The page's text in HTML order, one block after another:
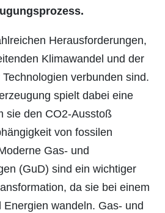
Herausforderungen,
Klimawandel und der
verbunden sind.
spielt dabei eine
sie den CO2-Ausstoß
von fossilen
Gas- und
(GuD) sind ein wichtiger
da sie bei einem
Energien wandeln. Gas- und